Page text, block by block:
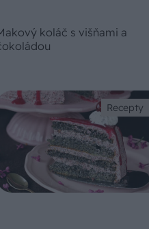
koláč s višňami a
Recepty